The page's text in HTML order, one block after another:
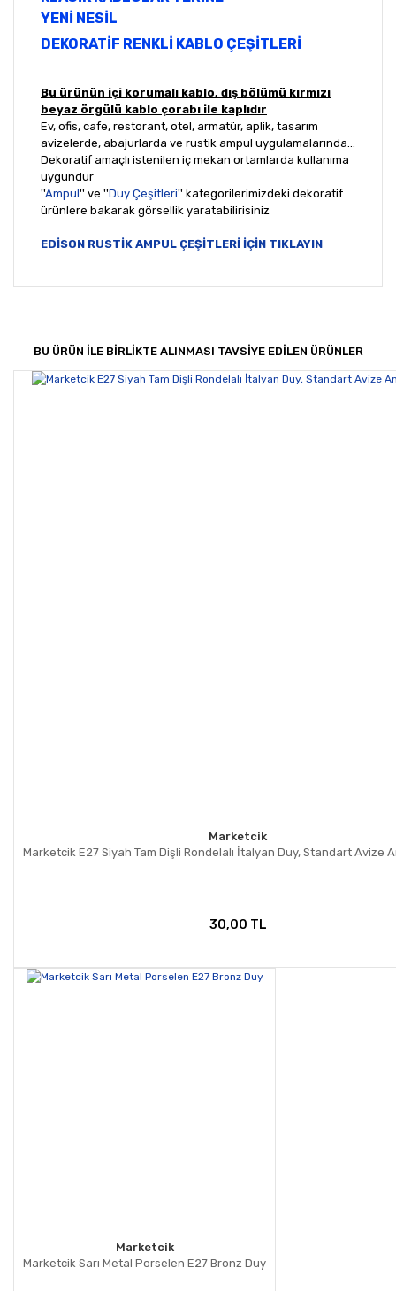
YENİ NESİL
DEKORATİF RENKLİ KABLO ÇEŞİTLERİ
Bu ürünün içi korumalı kablo, dış bölümü kırmızı
beyaz örgülü kablo çorabı ile kaplıdır
Ev, ofis, cafe, restorant, otel, armatür, aplik, tasarım
avizelerde, abajurlarda ve rustik ampul uygulamalarında...
Dekoratif amaçlı istenilen iç mekan ortamlarda kullanıma
uygundur
''Ampul'' ve ''Duy Çeşitleri'' kategorilerimizdeki dekoratif
ürünlere bakarak görsellik yaratabilirisiniz
EDİSON RUSTİK AMPUL ÇEŞİTLERİ İÇİN TIKLAYIN
Yorum Yaz
Bu ürünün fiyat bilgisi, resim, ürün açıklamalarında ve
Ürün resmi kalitesiz, bozuk veya görüntülenemiyor.
BU ÜRÜN İLE BİRLİKTE ALINMASI TAVSİYE EDİLEN ÜRÜNLER
Marketcik
Marketcik E27 Siyah Tam Dişli Rondelalı İtalyan Duy, Standart Avize
30,00 TL
Marketcik
Marketcik Sarı Metal Porselen E27 Bronz Duy